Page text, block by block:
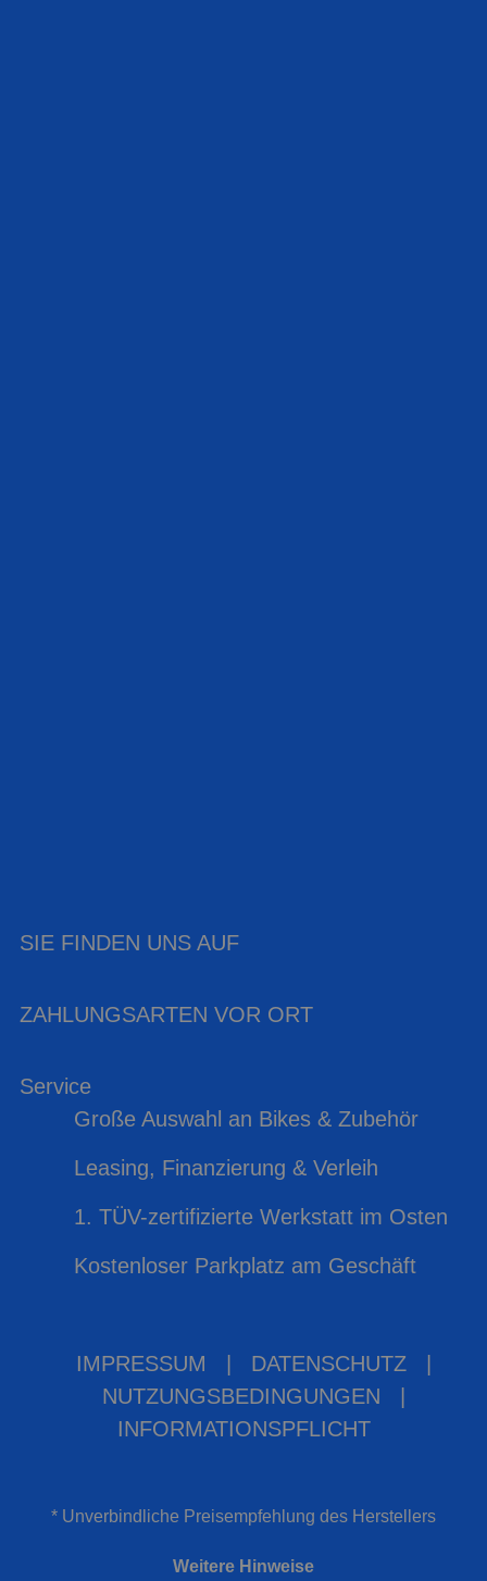
SIE FINDEN UNS AUF
ZAHLUNGSARTEN VOR ORT
Service
Große Auswahl an Bikes & Zubehör
Leasing, Finanzierung & Verleih
1. TÜV-zertifizierte Werkstatt im Osten
Kostenloser Parkplatz am Geschäft
IMPRESSUM DATENSCHUTZ
NUTZUNGSBEDINGUNGEN
INFORMATIONSPFLICHT
* Unverbindliche Preisempfehlung des Herstellers
Weitere Hinweise